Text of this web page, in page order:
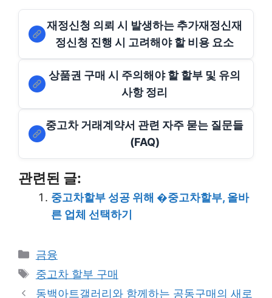
재정신청 의뢰 시 발생하는 추가재정신재
정신청 진행 시 고려해야 할 비용 요소
상품권 구매 시 주의해야 할 할부 및 유의
사항 정리
중고차 거래계약서 관련 자주 묻는 질문들
(FAQ)
관련된 글:
중고차할부 성공 위해 �중고차할부, 올바
른 업체 선택하기
Categories
금융
Tags
중고차 할부 구매
동백아트갤러리와 함께하는 공동구매의 새로